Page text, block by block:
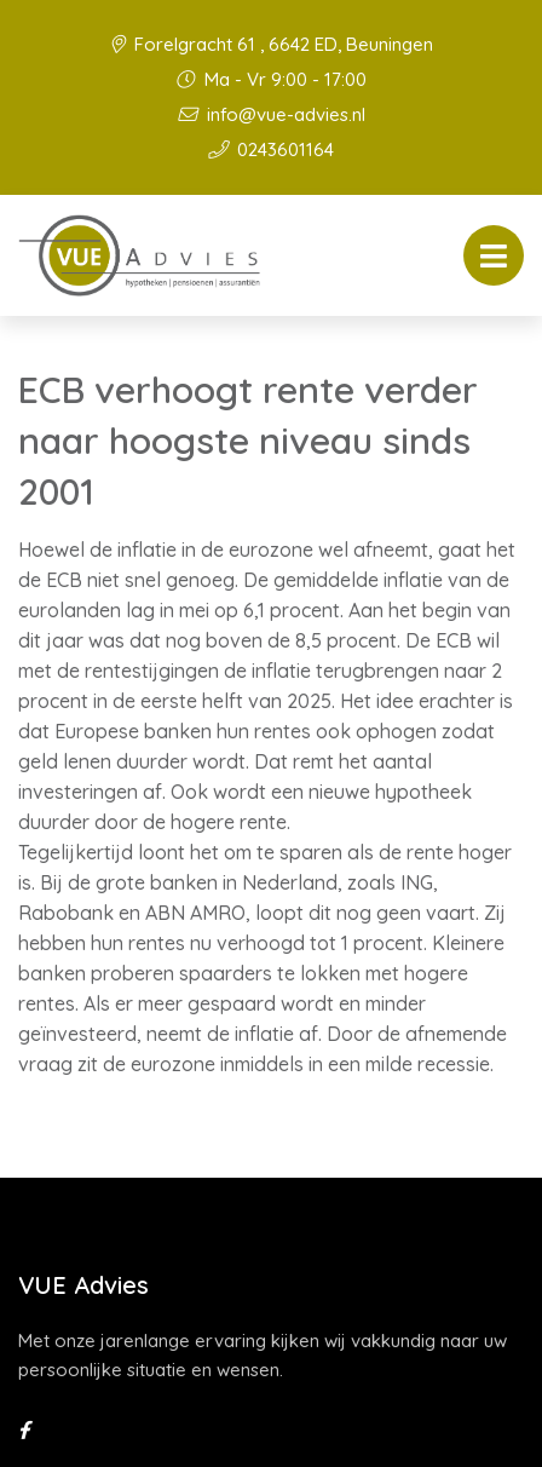
Forelgracht 61 , 6642 ED, Beuningen
Ma - Vr 9:00 - 17:00
info@vue-advies.nl
0243601164
ECB verhoogt rente verder
naar hoogste niveau sinds
2001
Hoewel de inflatie in de eurozone wel afneemt, gaat het
de ECB niet snel genoeg. De gemiddelde inflatie van de
eurolanden lag in mei op 6,1 procent. Aan het begin van
dit jaar was dat nog boven de 8,5 procent. De ECB wil
met de rentestijgingen de inflatie terugbrengen naar 2
procent in de eerste helft van 2025. Het idee erachter is
dat Europese banken hun rentes ook ophogen zodat
geld lenen duurder wordt. Dat remt het aantal
investeringen af. Ook wordt een nieuwe hypotheek
duurder door de hogere rente.
Tegelijkertijd loont het om te sparen als de rente hoger
is. Bij de grote banken in Nederland, zoals ING,
Rabobank en ABN AMRO, loopt dit nog geen vaart. Zij
hebben hun rentes nu verhoogd tot 1 procent. Kleinere
banken proberen spaarders te lokken met hogere
rentes. Als er meer gespaard wordt en minder
geïnvesteerd, neemt de inflatie af. Door de afnemende
vraag zit de eurozone inmiddels in een milde recessie.
VUE Advies
Met onze jarenlange ervaring kijken wij vakkundig naar uw
persoonlijke situatie en wensen.